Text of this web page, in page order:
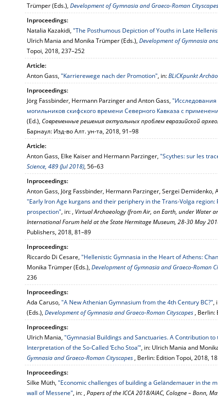
Trümper (Eds.), Development of Gymnasia and Graeco-Roman
Inproceedings:
Natalia Kazakidi, "The Posthumous Depiction of Youths in Late
Ulrich Mania and Monika Trümper (Eds.), Development of Gymnasia
Topoi, 2018, 237–252
Article:
Anton Gass, "Karrierewege nach der Promotion", in:BLiCKpunkt
Inproceedings:
Jörg Fassbinder, Hermann Parzinger and Anton Gass, "Исследования
могильников скифского времени Северного Кавказа с
(Ed.), Современные решения актуальных проблем евразийской
Барнаул: Изд-во Алт. ун-та, 2018, 91–98
Article:
Anton Gass, Elke Kaiser and Hermann Parzinger, "Scythes: sur les
Science, 489 (Jul 2018), 56–63
Inproceedings:
Anton Gass, Jörg Fassbinder, Hermann Parzinger, Sergei Demidenko,
"Early Iron Age kurgans and their periphery in the Trans-Volga
prospection", in: , Virtual Archaeology (from Air, on Earth, under Water
International Forum held at the State Hermitage Museum, 28-30 May
Publishers, 2018, 81–89
Inproceedings:
Riccardo Di Cesare, "Hellenistic Gymnasia in the Heart of Athens:
Monika Trümper (Eds.), Development of Gymnasia and Graeco-Roman
236
Inproceedings:
Ada Caruso, "A New Athenian Gymnasium from the 4th Century BC?",
(Eds.), Development of Gymnasia and Graeco-Roman Cityscapes, Berlin:
Inproceedings:
Ulrich Mania, "Gymnasial Buildings and Sanctuaries. A Contribution
Interpretation of the So-Called ‘Echo Stoa’", in: Ulrich Mania and
Gymnasia and Graeco-Roman Cityscapes, Berlin: Edition Topoi, 2018,
Inproceedings:
Silke Müth, "Economic challenges of building a Geländemauer in the
wall of Messene", in: , Papers of the ICCA 2018/AIAC, Cologne – Bonn,